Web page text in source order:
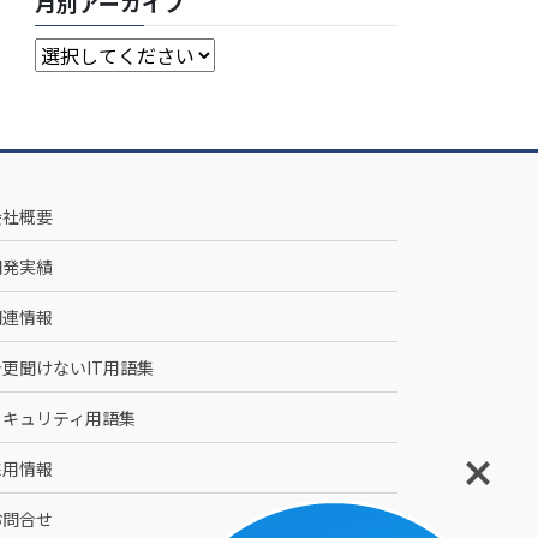
概要
実績
情報
聞けないIT用語集
ュリティ用語集
情報
合せ